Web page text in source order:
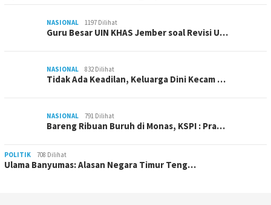
NASIONAL 1197 Dilihat
Guru Besar UIN KHAS Jember soal Revisi U…
NASIONAL 832 Dilihat
Tidak Ada Keadilan, Keluarga Dini Kecam …
NASIONAL 791 Dilihat
Bareng Ribuan Buruh di Monas, KSPI : Pra…
POLITIK 708 Dilihat
Ulama Banyumas: Alasan Negara Timur Teng…